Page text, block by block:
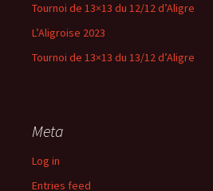
Tournoi de 13×13 du 12/12 d’Aligre
L’Aligroise 2023
Tournoi de 13×13 du 13/12 d’Aligre
Meta
Log in
Entries feed